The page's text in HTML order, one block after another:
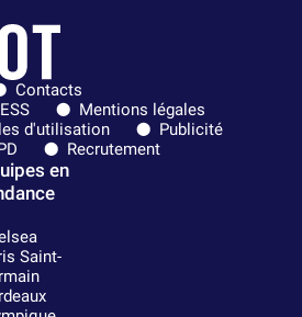
Contacts
Mentions légales
d'utilisation
Publicité
Recrutement
en
Saint-